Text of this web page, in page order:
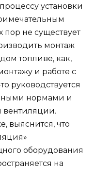
установки
пор не существует
монтаж
топливе, как,
и работе с
руководствуется
нормами и
вентиляции.
выяснится, что
оборудования
на